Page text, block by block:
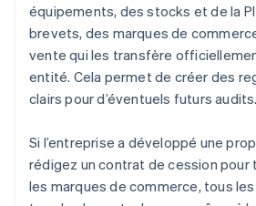
équipements, des stocks et de la
brevets, des marques de
vente qui les transfère
entité. Cela permet de créer des
clairs pour d’éventuels futurs audits.
Si l’entreprise a développé une
rédigez un contrat de cession
les marques de commerce, tous les